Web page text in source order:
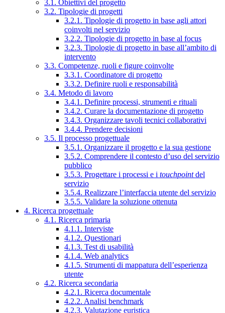
3.1. Obiettivi del progetto
3.2. Tipologie di progetti
3.2.1. Tipologie di progetto in base agli attori
coinvolti nel servizio
3.2.2. Tipologie di progetto in base al focus
3.2.3. Tipologie di progetto in base all’ambito di
intervento
3.3. Competenze, ruoli e figure coinvolte
3.3.1. Coordinatore di progetto
3.3.2. Definire ruoli e responsabilità
3.4. Metodo di lavoro
3.4.1. Definire processi, strumenti e rituali
3.4.2. Curare la documentazione di progetto
3.4.3. Organizzare tavoli tecnici collaborativi
3.4.4. Prendere decisioni
3.5. Il processo progettuale
3.5.1. Organizzare il progetto e la sua gestione
3.5.2. Comprendere il contesto d’uso del servizio
pubblico
3.5.3. Progettare i processi e i touchpointdel
servizio
3.5.4. Realizzare l’interfaccia utente del servizio
3.5.5. Validare la soluzione ottenuta
4. Ricerca progettuale
4.1. Ricerca primaria
4.1.1. Interviste
4.1.2. Questionari
4.1.3. Test di usabilità
4.1.4. Web analytics
4.1.5. Strumenti di mappatura dell’esperienza
utente
4.2. Ricerca secondaria
4.2.1. Ricerca documentale
4.2.2. Analisi benchmark
4.2.3. Valutazione euristica